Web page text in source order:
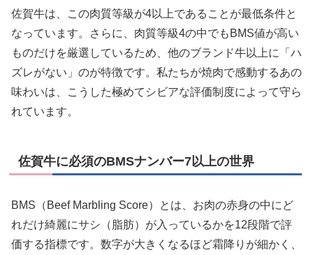
佐賀牛は、この肉質等級が4以上であることが最低条件と
なっています。さらに、肉質等級4の中でもBMS値が高い
ものだけを厳選しているため、他のブランド牛以上に「ハ
ズレがない」のが特徴です。私たちが焼肉で感動するあの
味わいは、こうした極めてシビアな評価制度によって守ら
れています。
佐賀牛に必須のBMSナンバー7以上の世界
BMS（Beef Marbling Score）とは、お肉の赤身の中にど
れだけ綺麗にサシ（脂肪）が入っているかを12段階で評
価する指標です。数字が大きくなるほど霜降りが細かく、